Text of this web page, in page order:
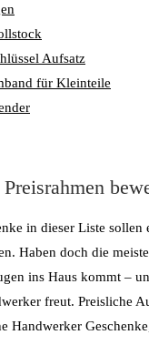
Aufsatz
für Kleinteile
in dieser Liste sollen
Haben doch die
ins Haus kommt –
freut. Preisliche
Handwerker